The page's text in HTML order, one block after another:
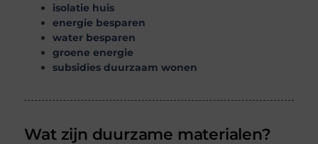
isolatie huis
energie besparen
water besparen
groene energie
subsidies duurzaam wonen
Wat zijn duurzame materialen?